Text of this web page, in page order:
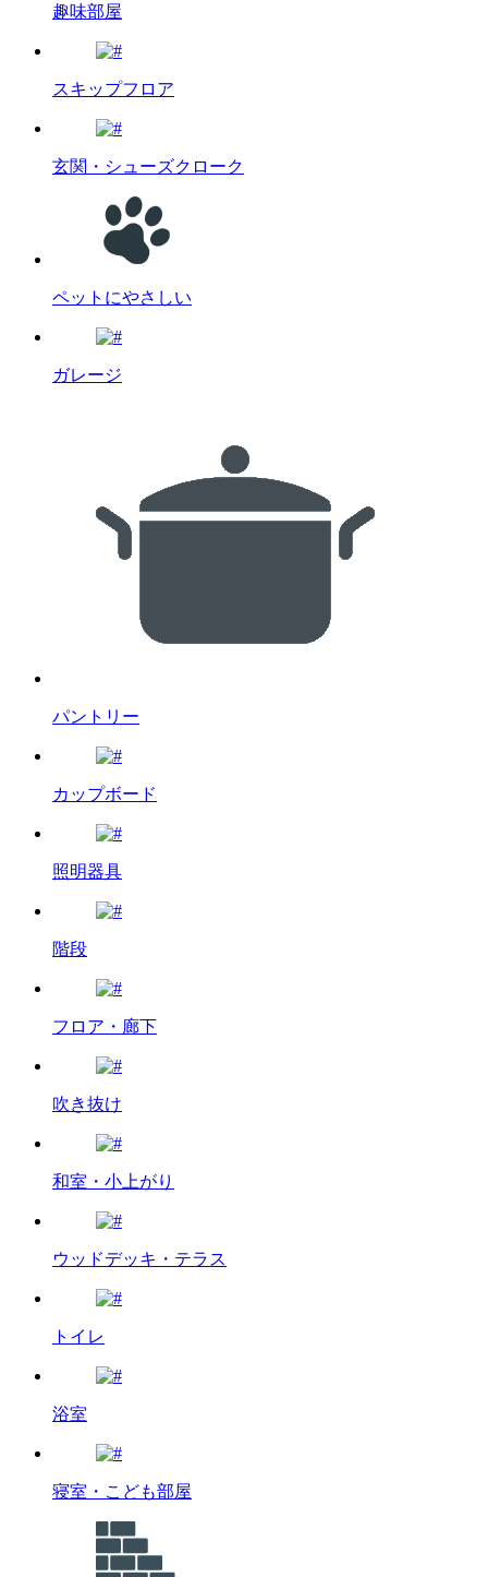
趣味部屋
スキップフロア
玄関・シューズクローク
ペットにやさしい
ガレージ
パントリー
カップボード
照明器具
階段
フロア・廊下
吹き抜け
和室・小上がり
ウッドデッキ・テラス
トイレ
浴室
寝室・こども部屋